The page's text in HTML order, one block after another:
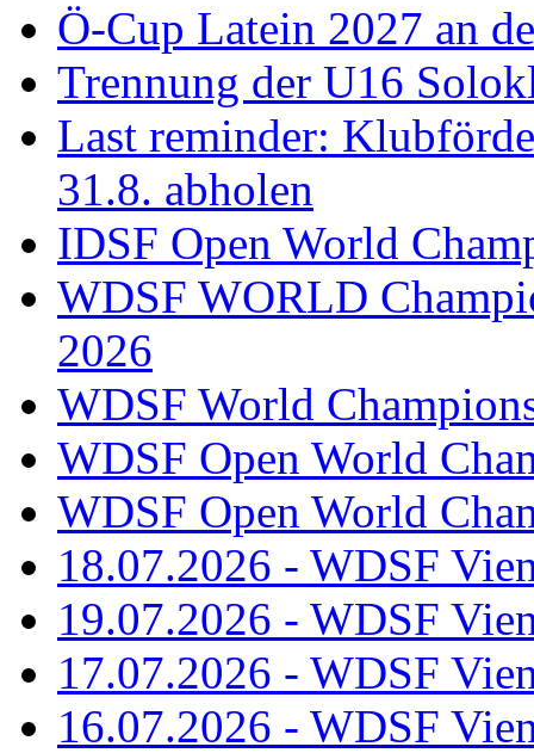
Ö-Cup Latein 2027 an
Trennung der U16
Last reminder:
31.8. abholen
IDSF Open World
WDSF WORLD
2026
WDSF World
WDSF Open World
WDSF Open World
18.07.2026 - WDSF
19.07.2026 - WDSF
17.07.2026 - WDSF
16.07.2026 - WDSF